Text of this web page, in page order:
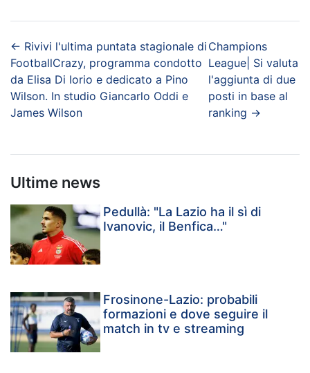
← Rivivi l'ultima puntata stagionale di
FootballCrazy, programma condotto
da Elisa Di Iorio e dedicato a Pino
Wilson. In studio Giancarlo Oddi e
James Wilson
Champions
League| Si valuta
l'aggiunta di due
posti in base al
ranking →
Ultime news
Pedullà: "La Lazio ha il sì di
Ivanovic, il Benfica…"
Frosinone-Lazio: probabili
formazioni e dove seguire il
match in tv e streaming